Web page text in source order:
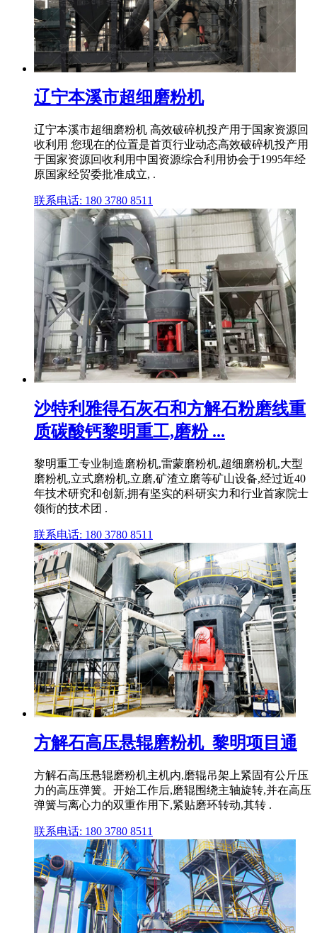
辽宁本溪市超细磨粉机
辽宁本溪市超细磨粉机 高效破碎机投产用于国家资源回
收利用 您现在的位置是首页行业动态高效破碎机投产用
于国家资源回收利用中国资源综合利用协会于1995年经
原国家经贸委批准成立, .
联系电话: 180 3780 8511
沙特利雅得石灰石和方解石粉磨线重
质碳酸钙黎明重工,磨粉 ...
黎明重工专业制造磨粉机,雷蒙磨粉机,超细磨粉机,大型
磨粉机,立式磨粉机,立磨,矿渣立磨等矿山设备,经过近40
年技术研究和创新,拥有坚实的科研实力和行业首家院士
领衔的技术团 .
联系电话: 180 3780 8511
方解石高压悬辊磨粉机_黎明项目通
方解石高压悬辊磨粉机主机内,磨辊吊架上紧固有公斤压
力的高压弹簧。开始工作后,磨辊围绕主轴旋转,并在高压
弹簧与离心力的双重作用下,紧贴磨环转动,其转 .
联系电话: 180 3780 8511